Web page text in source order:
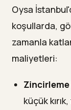
Oysa
koşullarda,
zamanla
maliyetleri:
küçük